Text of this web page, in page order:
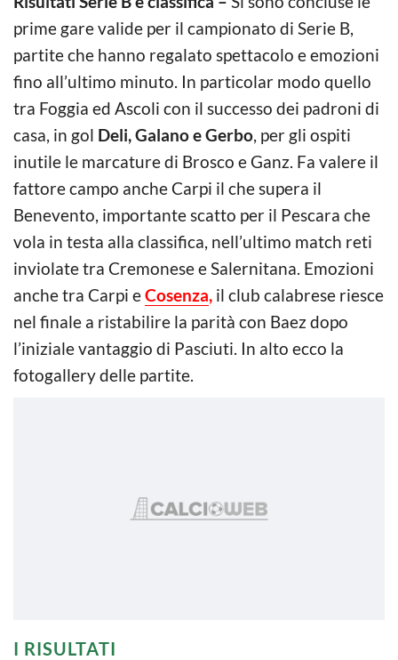
prime gare valide per il campionato di Serie B,
partite che hanno regalato spettacolo e emozioni
fino all’ultimo minuto. In particolar modo quello
tra Foggia ed Ascoli con il successo dei padroni di
casa, in gol Deli, Galano e Gerbo, per gli ospiti
inutile le marcature di Brosco e Ganz. Fa valere il
fattore campo anche Carpi il che supera il
Benevento, importante scatto per il Pescara che
vola in testa alla classifica, nell’ultimo match reti
inviolate tra Cremonese e Salernitana. Emozioni
anche tra Carpi eCosenza, il club calabrese riesce
nel finale a ristabilire la parità con Baez dopo
l’iniziale vantaggio di Pasciuti. In alto ecco la
fotogallery delle partite.
I RISULTATI